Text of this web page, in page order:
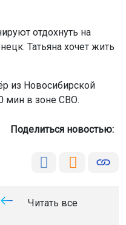
отдохнуть на
Татьяна хочет жить
из Новосибирской
мин в зоне СВО.
Поделиться новостью:
Читать все